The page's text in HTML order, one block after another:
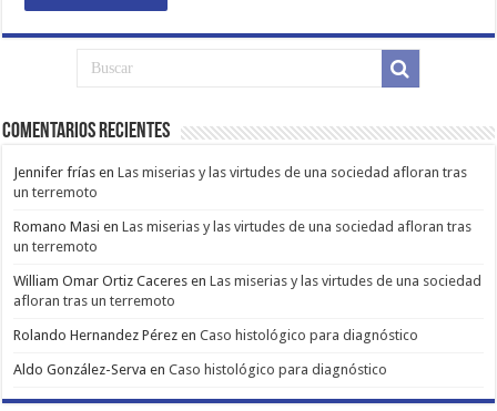
Comentarios Recientes
Jennifer frías enLas miserias y las virtudes de una sociedad afloran tras
un terremoto
Romano Masi enLas miserias y las virtudes de una sociedad afloran tras
un terremoto
William Omar Ortiz Caceres enLas miserias y las virtudes de una sociedad
afloran tras un terremoto
Rolando Hernandez Pérez enCaso histológico para diagnóstico
Aldo González-Serva enCaso histológico para diagnóstico